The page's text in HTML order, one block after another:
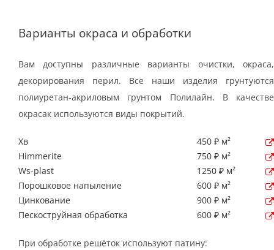
Варианты окраса и обработки
Вам доступны различные варианты очистки, окраса,
декорирования перил. Все наши изделия грунтуются
полиуретан-акриловым грунтом Полилайн. В качестве
окрасак используются виды покрытий.
Хв
450 ₽ м²
Himmerite
750 ₽ м²
Ws-plast
1250 ₽ м²
Порошковое напыление
600 ₽ м²
Цинкование
900 ₽ м²
Пескоструйная обработка
600 ₽ м²
При обработке решёток используют патину: